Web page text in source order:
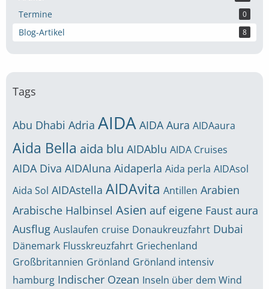
Termine 0
Blog-Artikel 8
Tags
Abu Dhabi Adria AIDA AIDA Aura AIDAaura
Aida Bella aida blu AIDAblu AIDA Cruises
AIDA Diva AIDAluna Aidaperla Aida perla AIDAsol
Aida Sol AIDAstella AIDAvita Antillen Arabien
Arabische Halbinsel Asien auf eigene Faust aura
Ausflug Auslaufen cruise Donaukreuzfahrt Dubai
Dänemark Flusskreuzfahrt Griechenland
Großbritannien Grönland Grönland intensiv
hamburg Indischer Ozean Inseln über dem Wind